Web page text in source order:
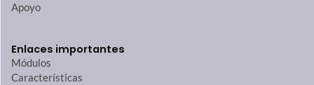
Apoyo
Enlaces importantes
Módulos
Características